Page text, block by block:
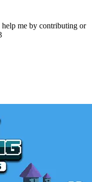
help me by contributing or